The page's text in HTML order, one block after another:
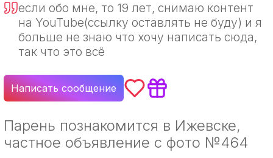
если обо мне, то 19 лет, снимаю контент
на YouTube(ссылку оставлять не буду) и я
больше не знаю что хочу написать сюда,
так что это всё
Написать сообщение
Парень познакомится в Ижевске,
частное объявление с фото №464